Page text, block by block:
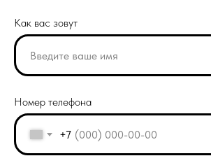
Как вас зовут
Номер телефона
+7